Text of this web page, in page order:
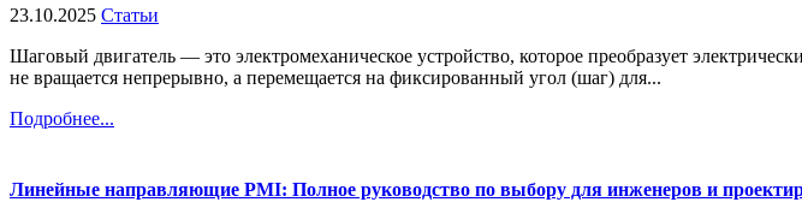
23.10.2025 Статьи
Шаговый двигатель — это электромеханическое устройство, которое преобразует
не вращается непрерывно, а перемещается на фиксированный угол (шаг) для...
Подробнее...
Линейные направляющие PMI: Полное руководство по выбору для инженеров и